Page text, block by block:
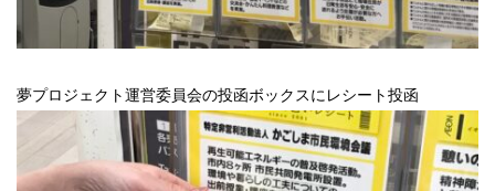
夢プロジェクト運営委員会の投函ボックスにレシート投函